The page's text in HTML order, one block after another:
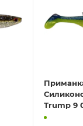
Trump 9